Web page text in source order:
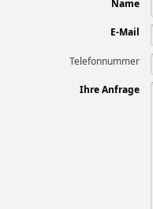
Name
E-Mail
Telefonnummer
Ihre Anfrage